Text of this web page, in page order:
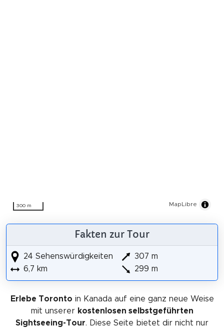
300 m MapLibre
Fakten zur Tour
24 Sehenswürdigkeiten
6,7 km
307 m
299 m
Erlebe Toronto in Kanada auf eine ganz neue Weise
mit unserer kostenlosen selbstgeführten
Sightseeing-Tour. Diese Seite bietet dir nicht nur